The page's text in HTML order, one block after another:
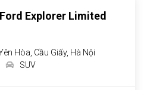
Explorer Limited
Hòa, Cầu Giấy, Hà Nội
SUV